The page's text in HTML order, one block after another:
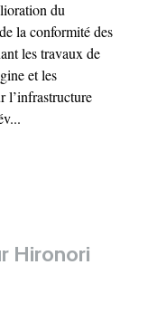
du
la conformité des
les travaux de
et les
l’infrastructure
Hironori